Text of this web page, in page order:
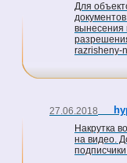
Для
вынесения
razrisheny-
27.06.2018
Накрутка
на видео.